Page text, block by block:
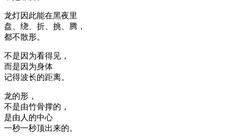
龙灯因此能在黑夜里
盘、绕、折、挑、腾，
都不散形。
不是因为看得见，
而是因为身体
记得波长的距离。
龙的形，
不是由竹骨撑的，
是由人的中心
一秒一秒顶出来的。